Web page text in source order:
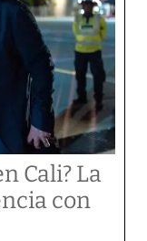
Cali? La
con